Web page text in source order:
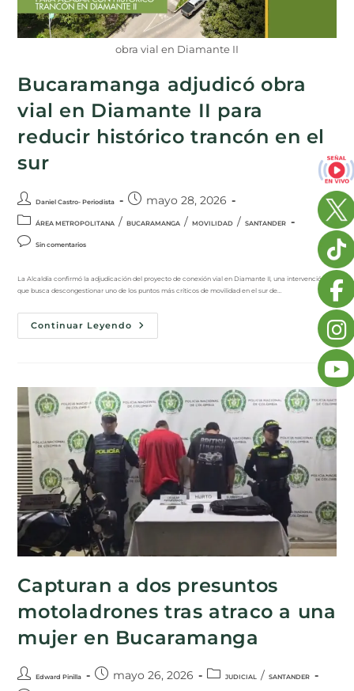
obra vial en Diamante II
Bucaramanga adjudicó obra
vial en Diamante II para
reducir histórico trancón en el
sur
Daniel Castro- Periodista mayo 28, 2026
ÁREA METROPOLITANA / BUCARAMANGA / MOVILIDAD / SANTANDER
Sin comentarios
La Alcaldía confirmó la adjudicación del proyecto de conexión vial en Diamante II, una intervención
que busca descongestionar uno de los puntos más críticos de movilidad en el sur de…
Continuar Leyendo
Capturan a dos presuntos
motoladrones tras atraco a una
mujer en Bucaramanga
Edward Pinilla mayo 26, 2026 JUDICIAL / SANTANDER